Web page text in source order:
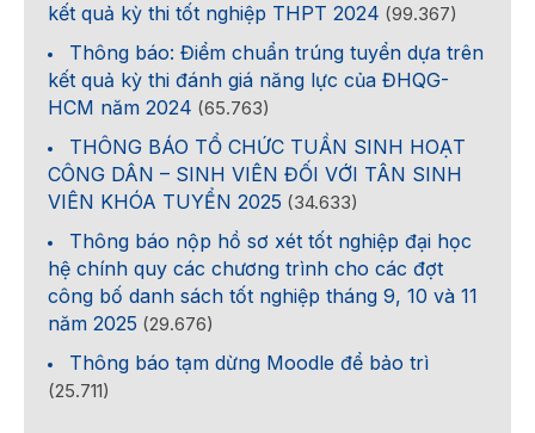
kết quả kỳ thi tốt nghiệp THPT 2024 (99.367)
Thông báo: Điểm chuẩn trúng tuyển dựa trên
kết quả kỳ thi đánh giá năng lực của ĐHQG-
HCM năm 2024 (65.763)
THÔNG BÁO TỔ CHỨC TUẦN SINH HOẠT
CÔNG DÂN – SINH VIÊN ĐỐI VỚI TÂN SINH
VIÊN KHÓA TUYỂN 2025 (34.633)
Thông báo nộp hồ sơ xét tốt nghiệp đại học
hệ chính quy các chương trình cho các đợt
công bố danh sách tốt nghiệp tháng 9, 10 và 11
năm 2025 (29.676)
Thông báo tạm dừng Moodle để bảo trì
(25.711)